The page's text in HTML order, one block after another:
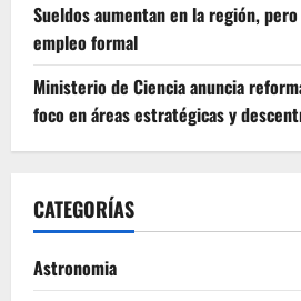
Sueldos aumentan en la región,
empleo formal
Ministerio de Ciencia anuncia
foco en áreas estratégicas y
CATEGORÍAS
Astronomia